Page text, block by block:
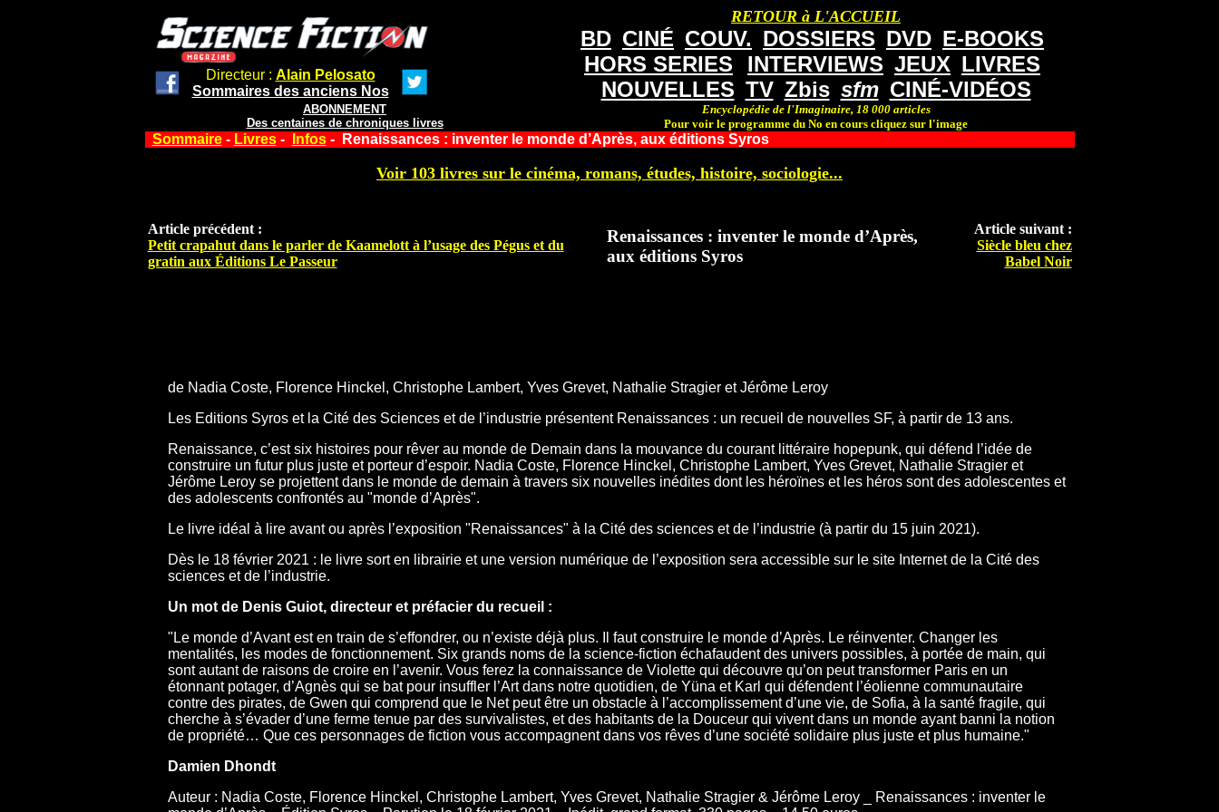
Directeur : Alain Pelosato
Sommaires des anciens Nos
ABONNEMENT
Des centaines de chroniques livres
RETOUR à L'ACCUEIL
BD CINÉ COUV. DOSSIERS DVD E-BOOKS
HORS SERIES
INTERVIEWS JEUX LIVRES
NOUVELLES TV Zbis sfm CINÉ-VIDÉOS
Encyclopédie de l'Imaginaire, 18 000 articles
Pour voir le programme du No en cours cliquez sur l'image
Sommaire- Livres- Infos- Renaissances : inventer le monde d’Après, aux éditions Syros
Voir 103 livres sur le cinéma, romans, études, histoire, sociologie...
Article précédent :
Petit crapahut dans le parler de Kaamelott à l’usage des Pégus et du
gratin aux Éditions Le Passeur
Renaissances : inventer le monde d’Après,
aux éditions Syros
Article suivant :
Siècle bleu chez
Babel Noir
de Nadia Coste, Florence Hinckel, Christophe Lambert, Yves Grevet, Nathalie Stragier et Jérôme Leroy
Les Editions Syros et la Cité des Sciences et de l’industrie présentent Renaissances : un recueil de nouvelles SF, à partir de 13 ans.
Renaissance, c’est six histoires pour rêver au monde de Demain dans la mouvance du courant littéraire hopepunk, qui défend l’idée de
construire un futur plus juste et porteur d’espoir. Nadia Coste, Florence Hinckel, Christophe Lambert, Yves Grevet, Nathalie Stragier et
Jérôme Leroy se projettent dans le monde de demain à travers six nouvelles inédites dont les héroïnes et les héros sont des adolescentes et
des adolescents confrontés au "monde d’Après".
Le livre idéal à lire avant ou après l’exposition "Renaissances" à la Cité des sciences et de l’industrie (à partir du 15 juin 2021).
Dès le 18 février 2021 : le livre sort en librairie et une version numérique de l’exposition sera accessible sur le site Internet de la Cité des
sciences et de l’industrie.
Un mot de Denis Guiot, directeur et préfacier du recueil :
"Le monde d’Avant est en train de s’effondrer, ou n’existe déjà plus. Il faut construire le monde d’Après. Le réinventer. Changer les
mentalités, les modes de fonctionnement. Six grands noms de la science-fiction échafaudent des univers possibles, à portée de main, qui
sont autant de raisons de croire en l’avenir. Vous ferez la connaissance de Violette qui découvre qu’on peut transformer Paris en un
étonnant potager, d’Agnès qui se bat pour insuffler l’Art dans notre quotidien, de Yüna et Karl qui défendent l’éolienne communautaire
contre des pirates, de Gwen qui comprend que le Net peut être un obstacle à l’accomplissement d’une vie, de Sofia, à la santé fragile, qui
cherche à s’évader d’une ferme tenue par des survivalistes, et des habitants de la Douceur qui vivent dans un monde ayant banni la notion
de propriété… Que ces personnages de fiction vous accompagnent dans vos rêves d’une société solidaire plus juste et plus humaine."
Damien Dhondt
Auteur : Nadia Coste, Florence Hinckel, Christophe Lambert, Yves Grevet, Nathalie Stragier & Jérôme Leroy _ Renaissances : inventer le